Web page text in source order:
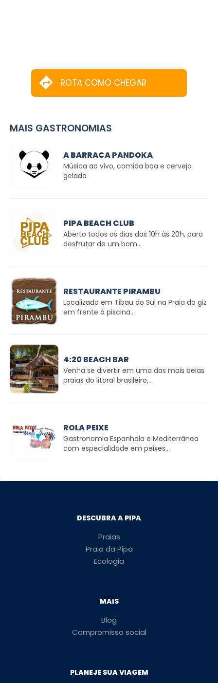
ROTA COMO CHEGAR
MAIS GASTRONOMIAS
A BARRACA PANDOKA
Música ao vivo, comida boa e cerveja
gelada
PIPA BEACH CLUB
Aberto todos os dias das 10h às 20h, para
desfrutar de um bom...
RESTAURANTE PIRAMBU
Localizado em Tibau do Sul na Praia do giz
em frente à piscina...
4:20 BEACH BAR
Venha se divertir em uma das mais belas
praias do litoral brasileiro,...
ROLA PEIXE
Gastronomia Espanhola e Mediterrânea
com especialidade em peixes...
DESCUBRA A PIPA
Praias
Praia da Pipa
Ecologia
MAIS
Blog
Compromisso social
PLANEJE SUA VIAGEM